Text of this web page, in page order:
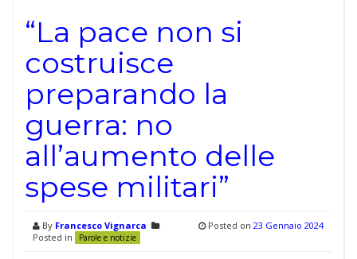
“La pace non si
costruisce
preparando la
guerra: no
all’aumento delle
spese militari”
By Francesco Vignarca
Posted in
Parole e notizie
Posted on 23 Gennaio 2024